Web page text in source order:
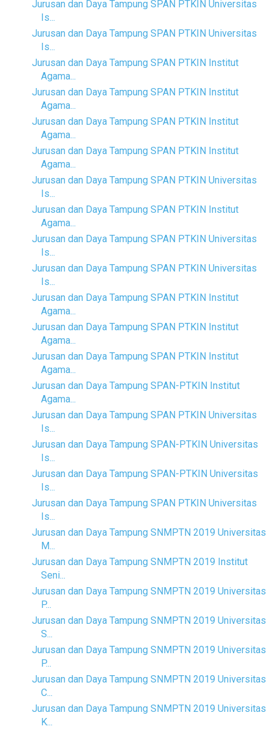
Jurusan dan Daya Tampung SPAN PTKIN Universitas
Is...
Jurusan dan Daya Tampung SPAN PTKIN Universitas
Is...
Jurusan dan Daya Tampung SPAN PTKIN Institut
Agama...
Jurusan dan Daya Tampung SPAN PTKIN Institut
Agama...
Jurusan dan Daya Tampung SPAN PTKIN Institut
Agama...
Jurusan dan Daya Tampung SPAN PTKIN Institut
Agama...
Jurusan dan Daya Tampung SPAN PTKIN Universitas
Is...
Jurusan dan Daya Tampung SPAN PTKIN Institut
Agama...
Jurusan dan Daya Tampung SPAN PTKIN Universitas
Is...
Jurusan dan Daya Tampung SPAN PTKIN Universitas
Is...
Jurusan dan Daya Tampung SPAN PTKIN Institut
Agama...
Jurusan dan Daya Tampung SPAN PTKIN Institut
Agama...
Jurusan dan Daya Tampung SPAN PTKIN Institut
Agama...
Jurusan dan Daya Tampung SPAN-PTKIN Institut
Agama...
Jurusan dan Daya Tampung SPAN PTKIN Universitas
Is...
Jurusan dan Daya Tampung SPAN-PTKIN Universitas
Is...
Jurusan dan Daya Tampung SPAN-PTKIN Universitas
Is...
Jurusan dan Daya Tampung SPAN PTKIN Universitas
Is...
Jurusan dan Daya Tampung SNMPTN 2019 Universitas
M...
Jurusan dan Daya Tampung SNMPTN 2019 Institut
Seni...
Jurusan dan Daya Tampung SNMPTN 2019 Universitas
P...
Jurusan dan Daya Tampung SNMPTN 2019 Universitas
S...
Jurusan dan Daya Tampung SNMPTN 2019 Universitas
P...
Jurusan dan Daya Tampung SNMPTN 2019 Universitas
C...
Jurusan dan Daya Tampung SNMPTN 2019 Universitas
K...